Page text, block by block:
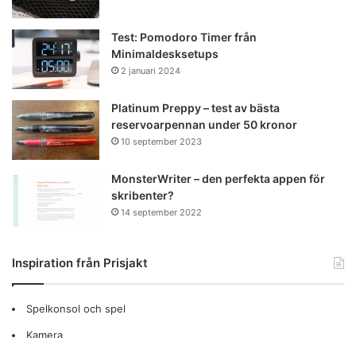
Test: Pomodoro Timer från
Minimaldesksetups
2 januari 2024
Platinum Preppy – test av bästa
reservoarpennan under 50 kronor
10 september 2023
MonsterWriter – den perfekta appen för
skribenter?
14 september 2022
Inspiration från Prisjakt
Spelkonsol och spel
Kamera